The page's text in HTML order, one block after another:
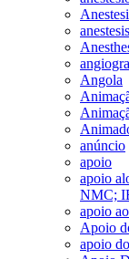
Angola
anúncio
apoio
apoio
NMC;
apoio
Apoio
apoio